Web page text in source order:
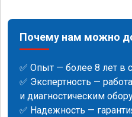
Почему нам можно
✅ Опыт — более 8 лет в
✅ Экспертность —
и диагностическим
✅ Надежность —